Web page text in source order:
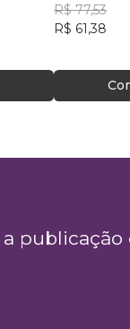
R$ 77,53
R$ 61,38
publicação